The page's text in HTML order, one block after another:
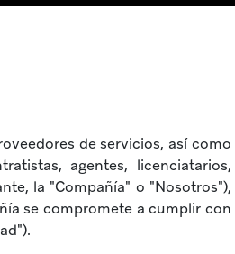
de servicios, así como
agentes, licenciatarios,
la "Compañía" o "Nosotros"),
se compromete a cumplir con